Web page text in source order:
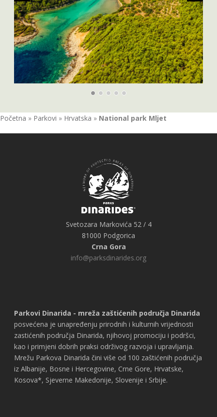
Početna » Parkovi » Hrvatska » National park Mljet
Svetozara Markovića 52 / 4
81000 Podgorica
Crna Gora
info@parksdinarides.org
Parkovi Dinarida - mreža zaštićenih područja Dinarida
posvećena je unapređenju prirodnih i kulturnih vrijednosti
zastićenih područja Dinarida, njihovoj promociju i podršci,
kao i primjeni dobrih praksi održivog razvoja i upravljanja.
Mrežu Parkova Dinarida čini više od 100 zaštićenih područja
iz Albanije, Bosne i Hercegovine, Crne Gore, Hrvatske,
Kosova*, Sjeverne Makedonije, Slovenije i Srbije.